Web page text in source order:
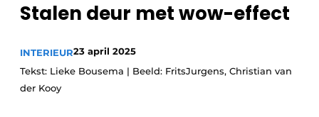
Vacatures
Stalen deur met wow-effect
INTERIEUR23 april 2025
Tekst: Lieke Bousema | Beeld: FritsJurgens, Christian van
der Kooy